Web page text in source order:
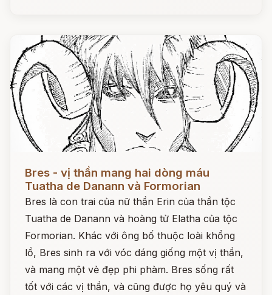
Bres - vị thần mang hai dòng máu
Tuatha de Danann và Formorian
Bres là con trai của nữ thần Erin của thần tộc
Tuatha de Danann và hoàng tử Elatha của tộc
Formorian. Khác với ông bố thuộc loài khổng
lồ, Bres sinh ra với vóc dáng giống một vị thần,
và mang một vẻ đẹp phi phàm. Bres sống rất
tốt với các vị thần, và cũng được họ yêu quý và